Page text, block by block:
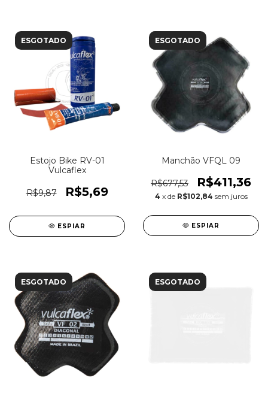
ESGOTADO
Estojo Bike RV-01
Vulcaflex
R$9,87 R$5,69
ESPIAR
ESGOTADO
Manchão VFQL 09
R$677,53 R$411,36
4 x de R$102,84 sem juros
ESPIAR
ESGOTADO ESGOTADO